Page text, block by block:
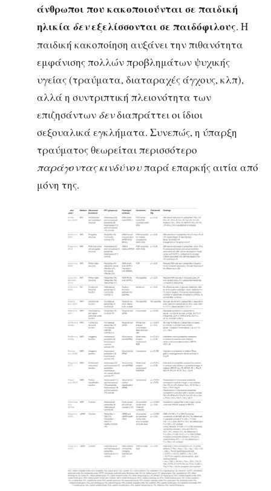
άνθρωποι που κακοποιούνται σε παιδική
ηλικία δενεξελίσσονται σε παιδόφιλους. Η
παιδική κακοποίηση αυξάνει την πιθανότητα
εμφάνισης πολλών προβλημάτων ψυχικής
υγείας (τραύματα, διαταραχές άγχους, κλπ),
αλλά η συντριπτική πλειονότητα των
επιζησάντων δενδιαπράττει οι ίδιοι
σεξουαλικά εγκλήματα. Συνεπώς, η ύπαρξη
τραύματος θεωρείται περισσότερο
παράγοντας κινδύνουπαρά επαρκής αιτία από
μόνη της.